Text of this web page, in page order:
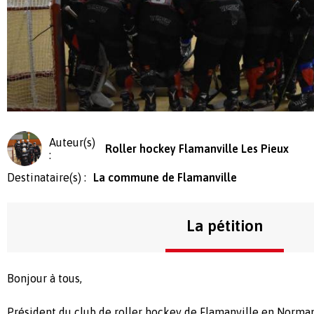
Auteur(s)
:
Roller hockey Flamanville Les Pieux
Destinataire(s) : La commune de Flamanville
La pétition
Bonjour à tous,